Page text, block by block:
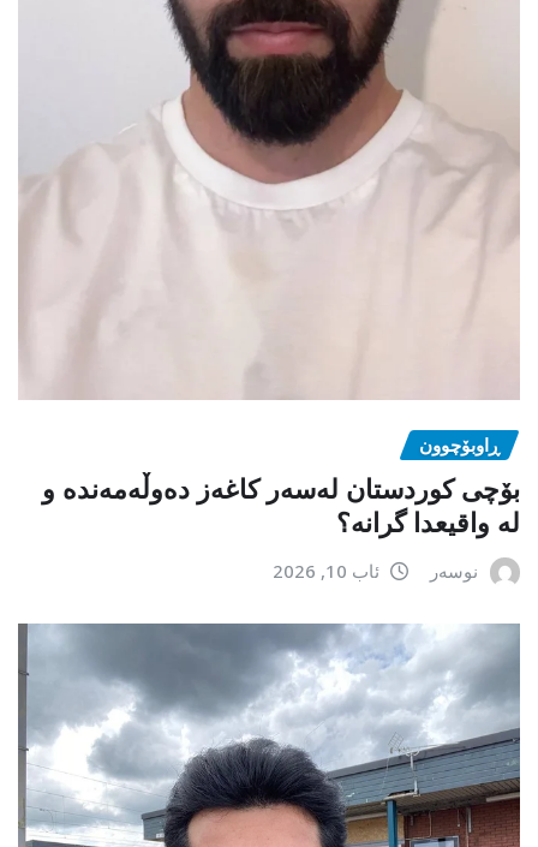
ڕاوبۆچوون
بۆچی کوردستان لەسەر کاغەز دەوڵەمەندە و
لە واقیعدا گرانە؟
نوسەر ئاب 10, 2026